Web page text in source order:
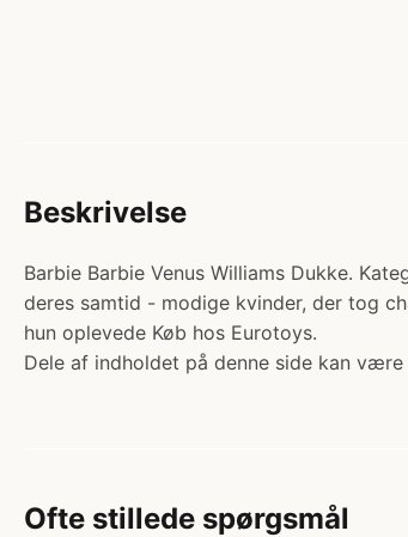
Beskrivelse
Barbie Barbie Venus Williams Dukke.
deres samtid - modige kvinder, der tog
hun oplevede Køb hos Eurotoys.
Dele af indholdet på denne side kan
Ofte stillede spørgsmål